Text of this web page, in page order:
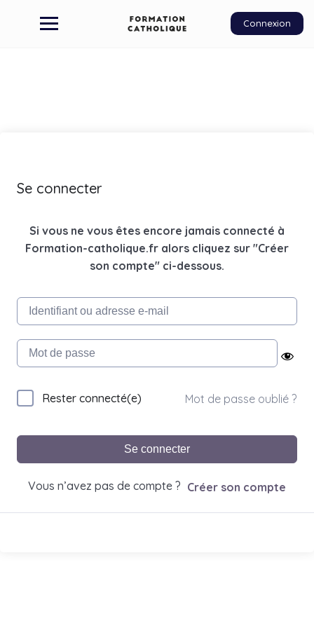
Connexion
Se connecter
Si vous ne vous êtes encore jamais connecté à
Formation-catholique.fr alors cliquez sur "Créer
son compte" ci-dessous.
Rester connecté(e) Mot de passe oublié ?
Se connecter
Vous n’avez pas de compte ? Créer son compte